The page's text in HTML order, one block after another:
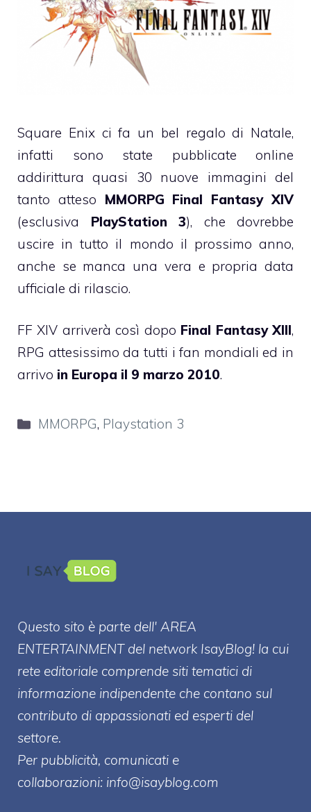
Square Enix ci fa un bel regalo di Natale,
infatti sono state pubblicate online
addirittura quasi 30 nuove immagini del
tanto atteso MMORPG Final Fantasy XIV
(esclusiva PlayStation 3), che dovrebbe
uscire in tutto il mondo il prossimo anno,
anche se manca una vera e propria data
ufficiale di rilascio.
FF XIV arriverà così dopo Final Fantasy XIII,
RPG attesissimo da tutti i fan mondiali ed in
arrivo in Europa il 9 marzo 2010.
Categorie
MMORPG, Playstation 3
Questo sito è parte dell' AREA
ENTERTAINMENT del network IsayBlog! la cui
rete editoriale comprende siti tematici di
informazione indipendente che contano sul
contributo di appassionati ed esperti del
settore.
Per pubblicità, comunicati e
collaborazioni: info@isayblog.com